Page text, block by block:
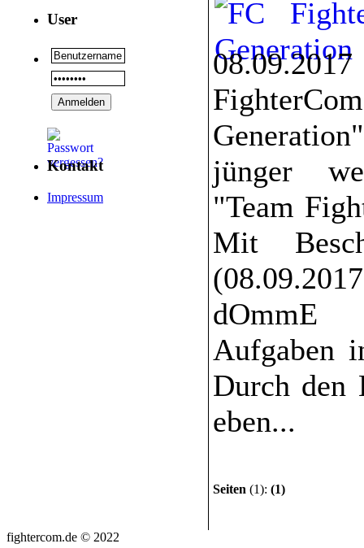
User
Kontakt
Impressum
jünger
"Team
Mit
dOmmE
Aufgaben
Durch den
eben...
Seiten (1): (1)
fightercom.de © 2022